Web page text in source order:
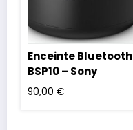
Enceinte Bluetooth
BSP10 – Sony
90,00 €